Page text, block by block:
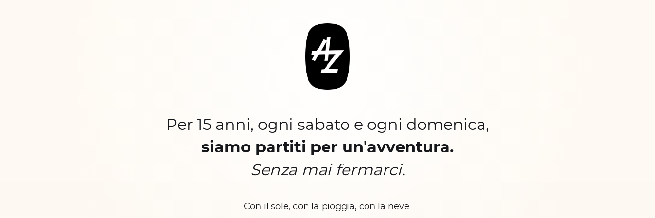
Per 15 anni, ogni sabato e ogni domenica,
siamo partiti per un'avventura.
Senza mai fermarci.
Con il sole, con la pioggia, con la neve.